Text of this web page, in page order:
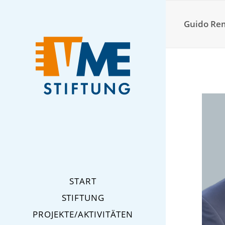
START
STIFTUNG
PROJEKTE/AKTIVITÄTEN
Guido